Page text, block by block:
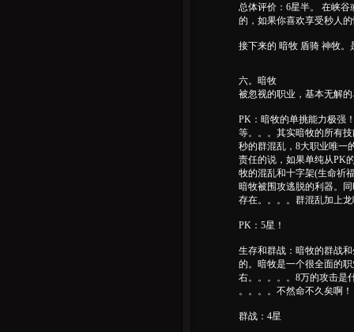
总体评价：6星半。 在峡
的，如果你喜欢享受秒人
接下来的 暗牧 盾骑 神牧
六。暗牧
被忽视的职业，基本无解
PK：暗牧的单挑能力极强
等。。。其实暗牧的所有
秒的群混乱，8大职业唯一
责任的说，如果单纯从PK
牧的混乱和十字架(生命祈
暗牧被围攻逃脱的利器。
存在。。。。群混乱加上
PK：5星！
生存和群战：暗牧的群战
的。暗牧是一个很全面的
右。。。。。8万的攻击是
。。。。不然命不久矣啊！
群战：4星